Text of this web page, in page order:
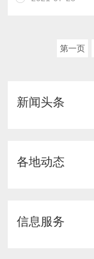
第一页
新闻头条
各地动态
信息服务